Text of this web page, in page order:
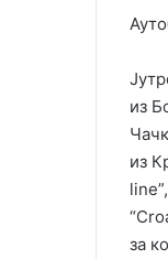
из
из
за